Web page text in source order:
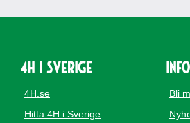
4H i Sverige
4H.se
Hitta 4H i Sverige
Bli